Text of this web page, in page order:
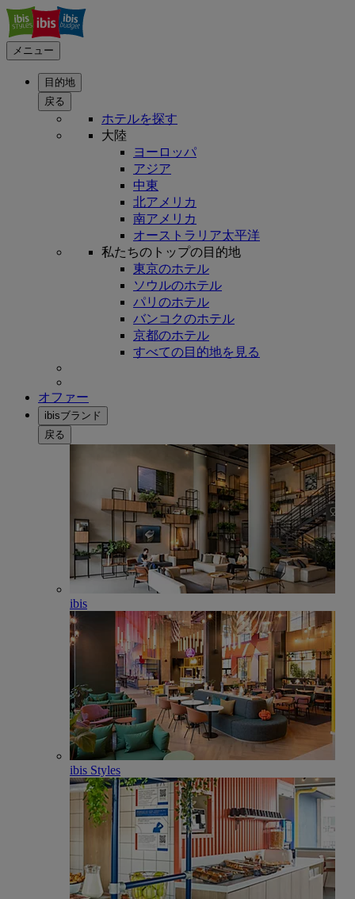
メニュー
目的地
戻る
ホテルを探す
大陸
ヨーロッパ
アジア
中東
北アメリカ
南アメリカ
オーストラリア太平洋
私たちのトップの目的地
東京のホテル
ソウルのホテル
パリのホテル
バンコクのホテル
京都のホテル
すべての目的地を見る
オファー
ibisブランド
戻る
ibis
ibis Styles